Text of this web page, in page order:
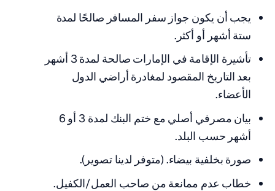
يجب أن يكون جواز سفر المسافر صالحًا لمدة
ستة أشهر أو أكثر.
تأشيرة الإقامة في الإمارات صالحة لمدة 3 أشهر
بعد التاريخ المقصود لمغادرة أراضي الدول
الأعضاء.
بيان مصرفي أصلي مع ختم البنك لمدة 3 أو 6
أشهر حسب البلد.
صورة بخلفية بيضاء. (متوفر لدينا تصوير).
خطاب عدم ممانعة من صاحب العمل/الكفيل.